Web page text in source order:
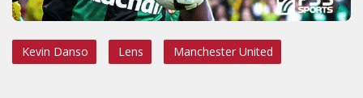
Kevin Danso Lens Manchester United